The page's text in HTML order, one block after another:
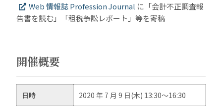
Web 情報誌 Profession Journal に「会計不正調査報
告書を読む」「租税争訟レポート」等を寄稿
開催概要
日時 2020 年 7 月 9 日(木) 13:30～16:30